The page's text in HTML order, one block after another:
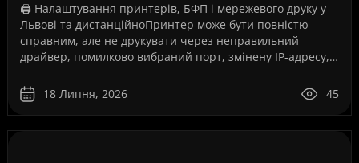
🖨️ Налаштування принтерів, БФП і мережевого друку у
Львові та дистанційноПринтер може бути повністю
справним, але не друкувати через неправильний
драйвер, помилково вибраний порт, змінену IP-адресу,
18 Липня, 2026
45